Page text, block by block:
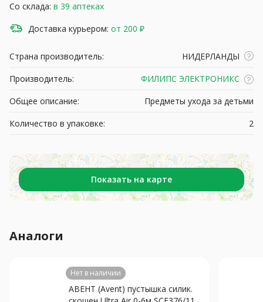
Со склада: в 39 аптеках
Доставка курьером: от 200 ₽
Страна производитель:
НИДЕРЛАНДЫ
Производитель:
ФИЛИПС ЭЛЕКТРОНИКС
Общее описание:
Предметы ухода за детьми
Количество в упаковке:
2
Показать на карте
Аналоги
Нет в наличии
АВЕНТ (Avent) пустышка силик.